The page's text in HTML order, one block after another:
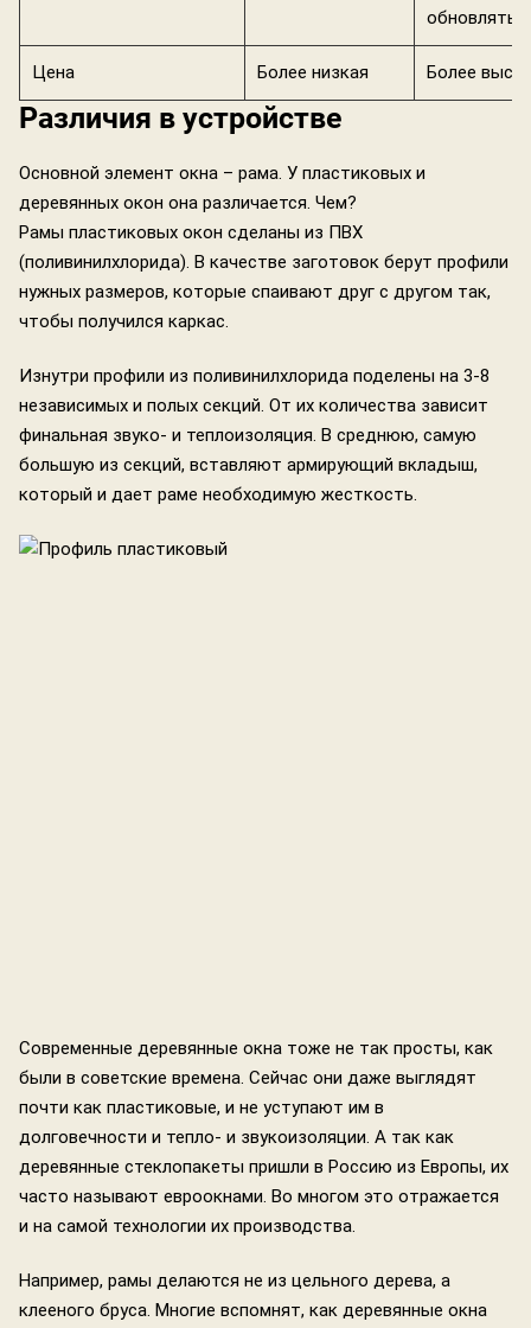
обновлять
Цена Более низкая Более
Различия в устройстве
Основной элемент окна – рама. У пластиковых и
деревянных окон она различается. Чем?
Рамы пластиковых окон сделаны из ПВХ
(поливинилхлорида). В качестве заготовок берут профили
нужных размеров, которые спаивают друг с другом так,
чтобы получился каркас.
Изнутри профили из поливинилхлорида поделены на 3-8
независимых и полых секций. От их количества зависит
финальная звуко- и теплоизоляция. В среднюю, самую
большую из секций, вставляют армирующий вкладыш,
который и дает раме необходимую жесткость.
Современные деревянные окна тоже не так просты, как
были в советские времена. Сейчас они даже выглядят
почти как пластиковые, и не уступают им в
долговечности и тепло- и звукоизоляции. А так как
деревянные стеклопакеты пришли в Россию из Европы, их
часто называют евроокнами. Во многом это отражается
и на самой технологии их производства.
Например, рамы делаются не из цельного дерева, а
клееного бруса. Многие вспомнят, как деревянные окна